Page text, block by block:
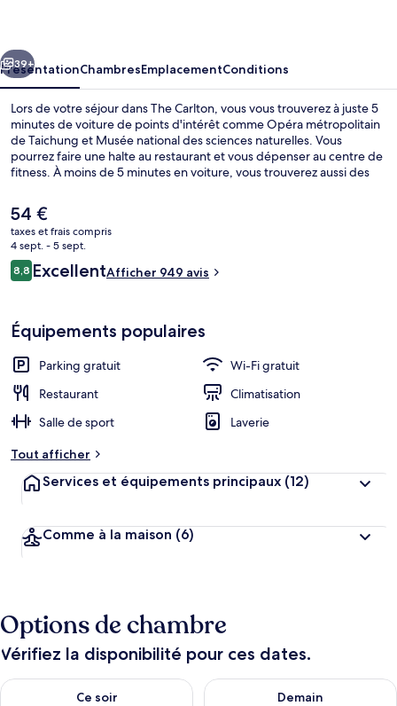
Suivant
39+
PrésentationChambresEmplacementConditions
Lors de votre séjour dans The Carlton, vous vous trouverez à juste 5
minutes de voiture de points d'intérêt comme Opéra métropolitain
de Taichung et Musée national des sciences naturelles. Vous
pourrez faire une halte au restaurant et vous dépenser au centre de
fitness. À moins de 5 minutes en voiture, vous trouverez aussi des
Le
prix
actuel
est
de
54 €
taxes et frais compris
4 sept. - 5 sept.
Avis
voyageurs
8,88,8 sur 10
ExcellentAfficher 949 avis
Équipements populaires
Parking gratuit
Wi-Fi gratuit
Restaurant
Climatisation
Salle de sport
Laverie
Tout afficher
Services et équipements principaux (12)
Comme à la maison (6)
Options de chambre
Vérifiez la disponibilité pour ces dates.
Ce soir
Vérifier la disponibilité pour ce soir août 7 - août 8
Demain
Vérifier la disponibilité pour